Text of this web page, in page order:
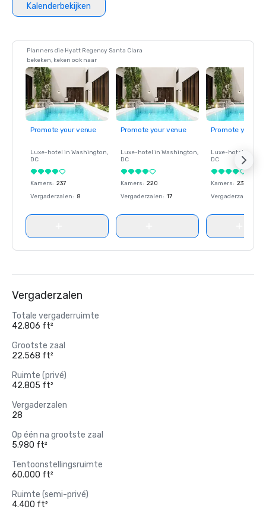
Kalenderbekijken
Planners die Hyatt Regency Santa Clara
bekeken, keken ook naar
Promote your venue
Luxe-hotel in Washington,
DC
Kamers: 237
Vergaderzalen: 8
Promote your venue
Luxe-hotel in Washington,
DC
Kamers: 220
Vergaderzalen: 17
Promote your
Luxe-hotel in
DC
Kamers: 237
Vergaderzalen
Vergaderzalen
Totale vergaderruimte
42.806 ft²
Grootste zaal
22.568 ft²
Ruimte (privé)
42.805 ft²
Vergaderzalen
28
Op één na grootste zaal
5.980 ft²
Tentoonstellingsruimte
60.000 ft²
Ruimte (semi-privé)
4.400 ft²